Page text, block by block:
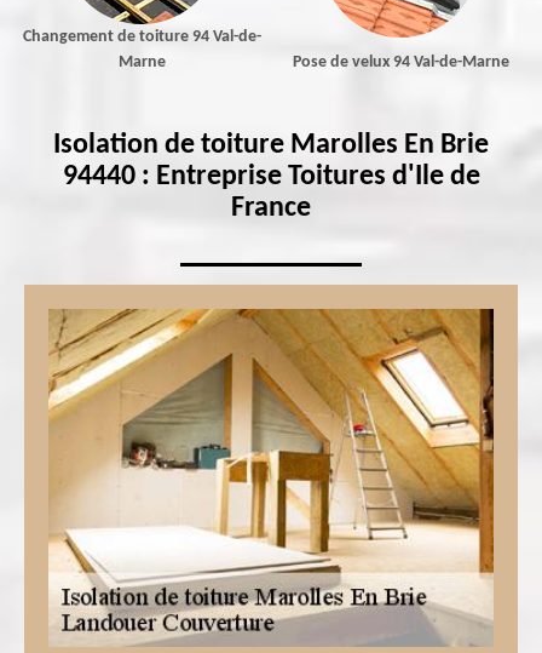
Changement de toiture 94 Val-de-
Marne
Pose de velux 94 Val-de-Marne
Isolation de toiture Marolles En Brie
94440 : Entreprise Toitures d'Ile de
France